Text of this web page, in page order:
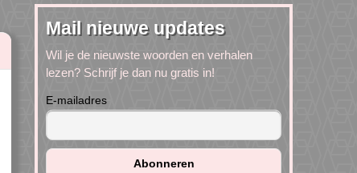
Mail nieuwe updates
Wil je de nieuwste woorden en verhalen
lezen? Schrijf je dan nu gratis in!
E-mailadres